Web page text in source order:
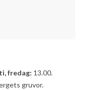
fredag: 13.00.
gruvor.